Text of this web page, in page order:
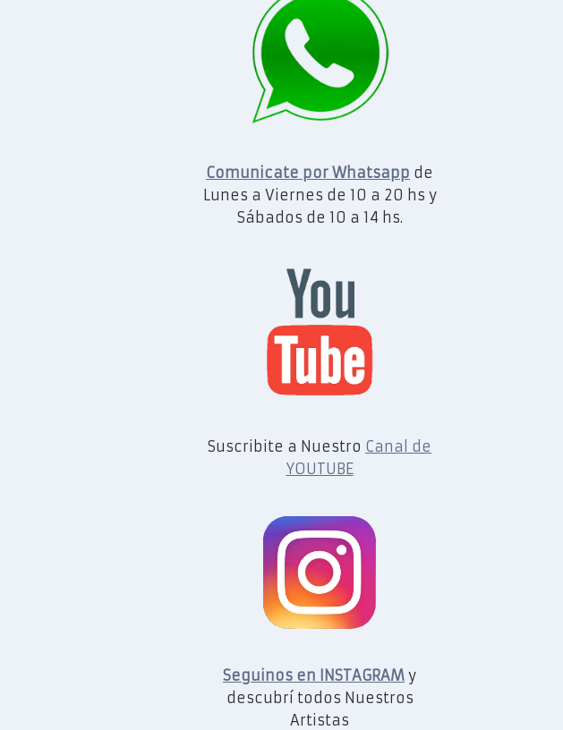
Comunicate por Whatsapp de
Lunes a Viernes de 10 a 20 hs y
Sábados de 10 a 14 hs.
Suscribite a Nuestro Canal de
YOUTUBE
Seguinos en INSTAGRAM y
descubrí todos Nuestros
Artistas